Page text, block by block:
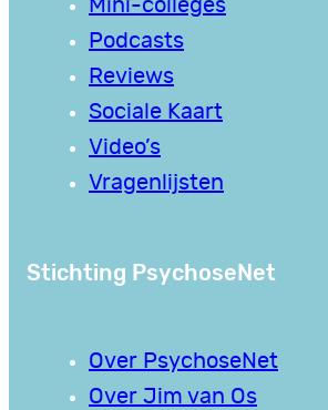
Mini-colleges
Podcasts
Reviews
Sociale Kaart
Video’s
Vragenlijsten
Stichting PsychoseNet
Over PsychoseNet
Over Jim van Os